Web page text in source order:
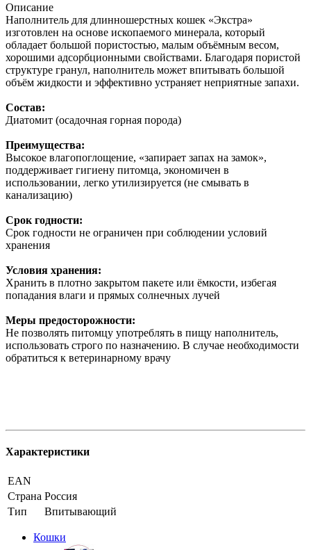
Описание
Наполнитель для длинношерстных кошек «Экстра»
изготовлен на основе ископаемого минерала, который
обладает большой пористостью, малым объёмным весом,
хорошими адсорбционными свойствами. Благодаря пористой
структуре гранул, наполнитель может впитывать большой
объём жидкости и эффективно устраняет неприятные запахи.
Состав:
Диатомит (осадочная горная порода)
Преимущества:
Высокое влагопоглощение, «запирает запах на замок»,
поддерживает гигиену питомца, экономичен в
использовании, легко утилизируется (не смывать в
канализацию)
Срок годности:
Срок годности не ограничен при соблюдении условий
хранения
Условия хранения:
Хранить в плотно закрытом пакете или ёмкости, избегая
попадания влаги и прямых солнечных лучей
Меры предосторожности:
Не позволять питомцу употреблять в пищу наполнитель,
использовать строго по назначению. В случае необходимости
обратиться к ветеринарному врачу
Характеристики
EAN
Страна Россия
Тип
Впитывающий
Кошки